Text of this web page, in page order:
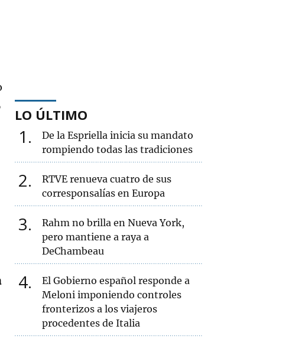
LO ÚLTIMO
1
De la Espriella inicia su mandato
rompiendo todas las tradiciones
2
RTVE renueva cuatro de sus
corresponsalías en Europa
3
Rahm no brilla en Nueva York,
pero mantiene a raya a
DeChambeau
4
El Gobierno español responde a
Meloni imponiendo controles
fronterizos a los viajeros
procedentes de Italia